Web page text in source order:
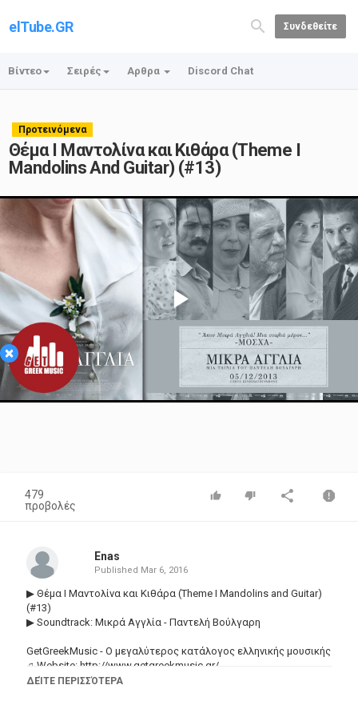
elTube.GR Συνδεθείτε
Βίντεο Σειρές Αρθρα Discord Chat
Προτεινόμενα
Θέμα Ι Μαντολίνα και Κιθάρα (Theme I
Mandolins And Guitar) (#13)
×
Play
Video
479
προβολές
Enas
Published Mar 6, 2016
▶ Θέμα Ι Μαντολίνα και Κιθάρα (Theme I Mandolins and Guitar)
(#13)
▶ Soundtrack: Μικρά Αγγλία - Παντελή Βούλγαρη
GetGreekMusic - Ο μεγαλύτερος κατάλογος ελληνικής μουσικής
♫ Website: http://www.getgreekmusic.gr/
♫ Facebook:http://bit.ly/GetGreekMusicFacebook
ΔΕΊΤΕ ΠΕΡΙΣΣΌΤΕΡΑ